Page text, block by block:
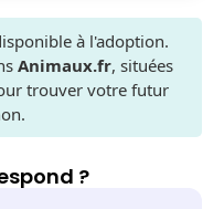
à l'adoption.
Animaux.fr, situées
trouver votre futur
?